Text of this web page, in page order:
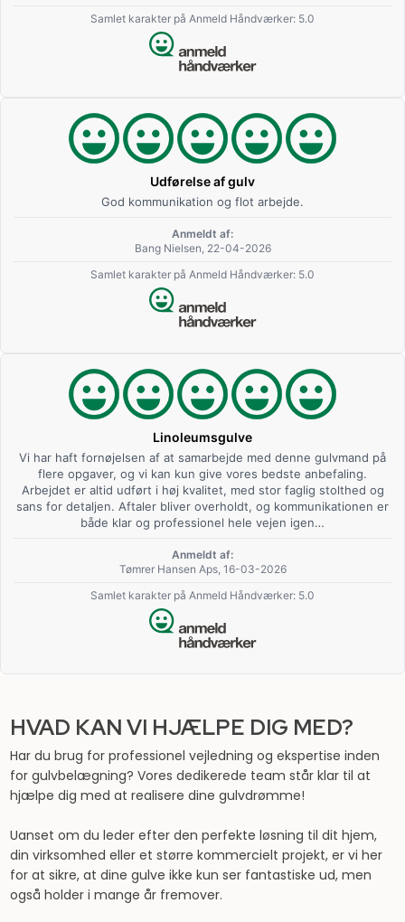
Samlet karakter på Anmeld Håndværker: 5.0
Udførelse af gulv
God kommunikation og flot arbejde.
Anmeldt af:
Bang Nielsen, 22-04-2026
Samlet karakter på Anmeld Håndværker: 5.0
Linoleumsgulve
Vi har haft fornøjelsen af at samarbejde med denne gulvmand på
flere opgaver, og vi kan kun give vores bedste anbefaling.
Arbejdet er altid udført i høj kvalitet, med stor faglig stolthed og
sans for detaljen. Aftaler bliver overholdt, og kommunikationen er
både klar og professionel hele vejen igen…
Anmeldt af:
Tømrer Hansen Aps, 16-03-2026
Samlet karakter på Anmeld Håndværker: 5.0
HVAD KAN VI HJÆLPE DIG MED?
Har du brug for professionel vejledning og ekspertise inden
for gulvbelægning? Vores dedikerede team står klar til at
hjælpe dig med at realisere dine gulvdrømme!
Uanset om du leder efter den perfekte løsning til dit hjem,
din virksomhed eller et større kommercielt projekt, er vi her
for at sikre, at dine gulve ikke kun ser fantastiske ud, men
også holder i mange år fremover.